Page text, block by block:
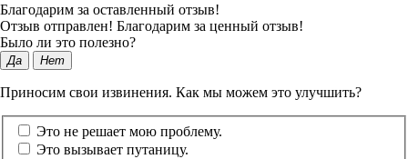
Благодарим за оставленный отзыв!
Отзыв отправлен! Благодарим за ценный отзыв!
Было ли это полезно?
Да Нет
Приносим свои извинения. Как мы можем это улучшить?
Это не решает мою проблему.
Это вызывает путаницу.